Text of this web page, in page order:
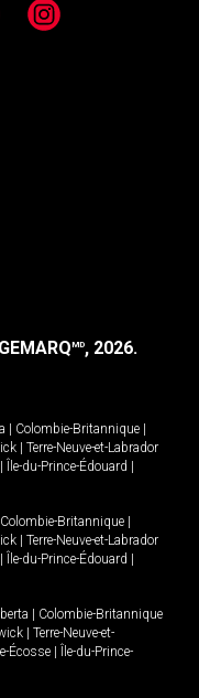
Instagram
MD, 2026.
Colombie-Britannique
Terre-Neuve-et-Labrador
Île-du-Prince-Édouard
Colombie-Britannique
Terre-Neuve-et-Labrador
Île-du-Prince-Édouard
Colombie-Britannique
Terre-Neuve-et-
Écosse
Île-du-Prince-